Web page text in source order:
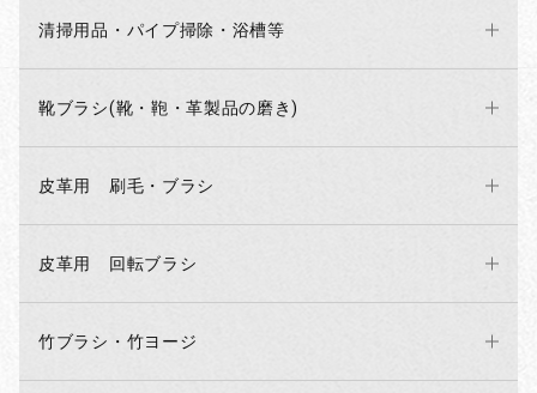
清掃用品・パイプ掃除・浴槽等
靴ブラシ(靴・鞄・革製品の磨き)
皮革用 刷毛・ブラシ
皮革用 回転ブラシ
竹ブラシ・竹ヨージ